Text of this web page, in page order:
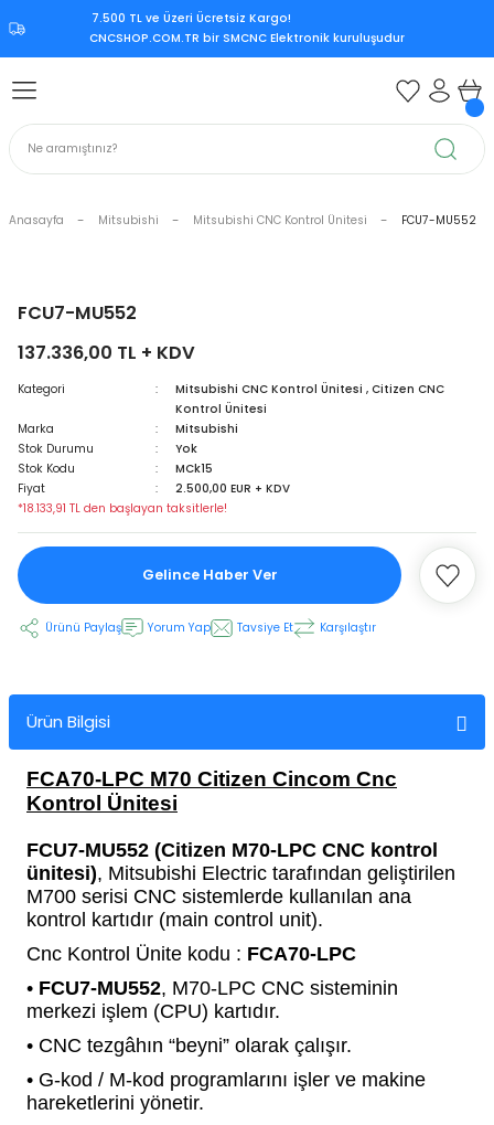
7.500 TL ve Üzeri Ücretsiz Kargo!‎
CNCSHOP.COM.TR ‎bir SMCNC Elektronik kuruluşudur
Geri Dön
Ünitesi
Yuvası
Kablo
Geri Dön
Ünitesi
Mitsubishi CNC Kontrol
Mitsubishi Meldas M60
Sürücü
Supply
Motor
Kablo
Kablo
Membranı
PLG Encoder
Geri Dön
Geri Dön
Anasayfa Mitsubishi Mitsubishi CNC Kontrol Ünitesi FCU7-MU552
FCU7-MU552
137.336,00 TL + KDV
Kategori Mitsubishi CNC Kontrol Ünitesi , Citizen CNC
Kontrol Ünitesi
Marka
Mitsubishi
Stok Durumu
Yok
Stok Kodu
MCk15
Fiyat
2.500,00 EUR + KDV
*18.133,91 TL den başlayan taksitlerle!
Gelince Haber Ver
Ürünü Paylaş Yorum Yap Tavsiye Et Karşılaştır
Ürün Bilgisi
FCA70-LPC M70 Citizen Cincom Cnc
Kontrol Ünitesi
FCU7-MU552 (Citizen M70-LPC CNC kontrol
ünitesi), Mitsubishi Electric tarafından geliştirilen
M700 serisi CNC sistemlerde kullanılan ana
kontrol kartıdır (main control unit).
Cnc Kontrol Ünite kodu : FCA70-LPC
• FCU7-MU552, M70-LPC CNC sisteminin
merkezi işlem (CPU) kartıdır.
• CNC tezgâhın “beyni” olarak çalışır.
• G-kod / M-kod programlarını işler ve makine
hareketlerini yönetir.